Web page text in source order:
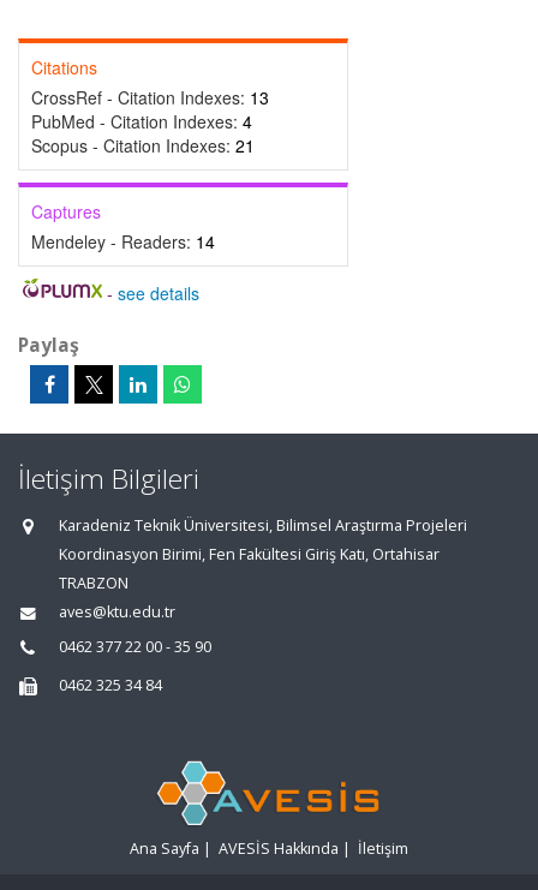
Citations
CrossRef - Citation Indexes: 13
PubMed - Citation Indexes: 4
Scopus - Citation Indexes: 21
Captures
Mendeley - Readers: 14
- see details
Paylaş
İletişim Bilgileri
Karadeniz Teknik Üniversitesi, Bilimsel Araştırma Projeleri
Koordinasyon Birimi, Fen Fakültesi Giriş Katı, Ortahisar
TRABZON
aves@ktu.edu.tr
0462 377 22 00 - 35 90
0462 325 34 84
Ana Sayfa | AVESİS Hakkında | İletişim